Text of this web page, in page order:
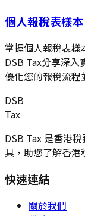
個人報稅表樣
掌握個人報稅表樣
DSB Tax分享深入
優化您的報稅流程
DSB
Tax
DSB Tax 是香港
具，助您了解香港
快速連結
關於我們